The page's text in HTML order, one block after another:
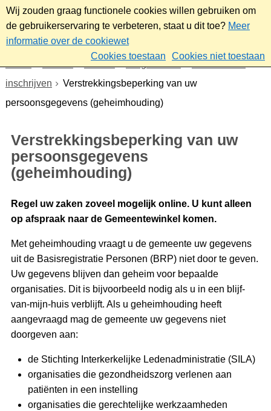
Wij zouden graag functionele cookies willen gebruiken om
de gebruikerservaring te verbeteren, staat u dit toe? Meer
informatie over de cookiewet
Cookies toestaan
Cookies niet toestaan
Wonen Burgerzaken
Verhuizen of
inschrijven
Verstrekkingsbeperking van uw
persoonsgegevens (geheimhouding)
Verstrekkingsbeperking van uw
persoonsgegevens
(geheimhouding)
Regel uw zaken zoveel mogelijk online. U kunt alleen
op afspraak naar de Gemeentewinkel komen.
Met geheimhouding vraagt u de gemeente uw gegevens
uit de Basisregistratie Personen (BRP) niet door te geven.
Uw gegevens blijven dan geheim voor bepaalde
organisaties. Dit is bijvoorbeeld nodig als u in een blijf-
van-mijn-huis verblijft. Als u geheimhouding heeft
aangevraagd mag de gemeente uw gegevens niet
doorgeven aan:
de Stichting Interkerkelijke Ledenadministratie (SILA)
organisaties die gezondheidszorg verlenen aan
patiënten in een instelling
organisaties die gerechtelijke werkzaamheden